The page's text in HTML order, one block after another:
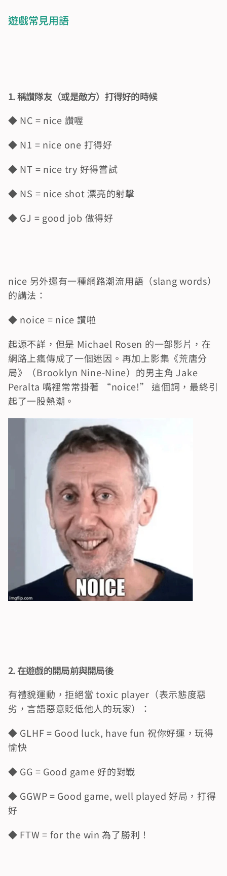
遊戲常見用語
1. 稱讚隊友（或是敵方）打得好的時候
◆ NC = nice 讚喔
◆ N1 = nice one 打得好
◆ NT = nice try 好得嘗試
◆ NS = nice shot 漂亮的射擊
◆ GJ = good job 做得好
nice 另外還有一種網路潮流用語（slang words）
的講法：
◆ noice = nice 讚啦
起源不詳，但是 Michael Rosen 的一部影片，在
網路上瘋傳成了一個迷因。再加上影集《荒唐分
局》（Brooklyn Nine-Nine）的男主角 Jake
Peralta 嘴裡常常掛著 “noice!” 這個詞，最終引
起了一股熱潮。
2. 在遊戲的開局前與開局後
有禮貌運動，拒絕當 toxic player（表示態度惡
劣，言語惡意貶低他人的玩家）：
◆ GLHF = Good luck, have fun 祝你好運，玩得
愉快
◆ GG = Good game 好的對戰
◆ GGWP = Good game, well played 好局，打得
好
◆ FTW = for the win 為了勝利！